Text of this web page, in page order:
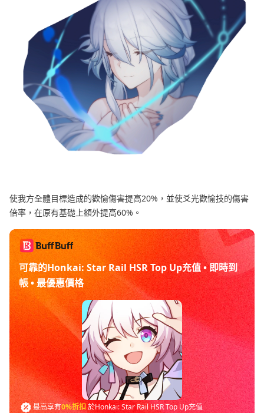
使我方全體目標造成的歡愉傷害提高20%，並使爻光歡愉技的傷害
倍率，在原有基礎上額外提高60%。
可靠的Honkai: Star Rail HSR Top Up充值 • 即時到
帳 • 最優惠價格
最高享有0%折扣於Honkai: Star Rail HSR Top Up充值